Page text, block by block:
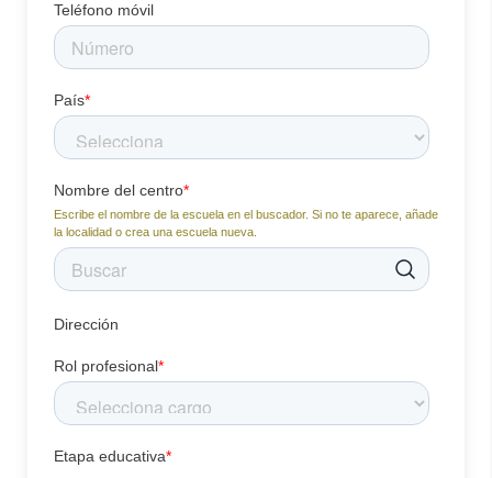
Teléfono móvil
País*
Nombre del centro*
Escribe el nombre de la escuela en el buscador. Si no te aparece, añade
la localidad o crea una escuela nueva.
Dirección
Rol profesional*
Etapa educativa*